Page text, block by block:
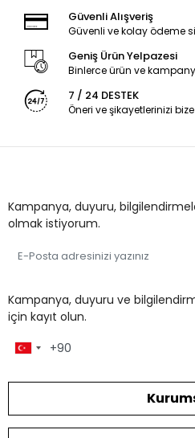
Güvenli Alışveriş
Güvenli ve kolay ödeme
Geniş Ürün Yelpazesi
Binlerce ürün ve
7 / 24 DESTEK
Öneri ve şikayetlerinizi
Kampanya, duyuru,
olmak istiyorum.
Kampanya, duyuru ve
için kayıt olun.